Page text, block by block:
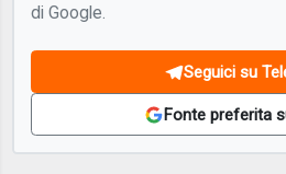
di Google.
Seguici su
Fonte preferita